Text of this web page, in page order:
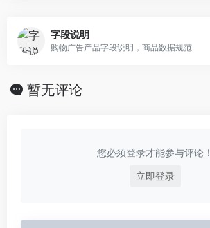
字段说明
购物广告产品字段说明，商品数据规范
暂无评论
您必须登录才能参与评论！
立即登录